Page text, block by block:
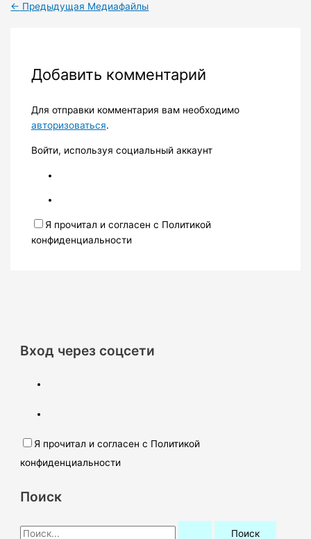
← Предыдущая Медиафайлы
Добавить комментарий
Для отправки комментария вам необходимо
авторизоваться.
Войти, используя социальный аккаунт
Я прочитал и согласен с Политикой
конфиденциальности
Вход через соцсети
Я прочитал и согласен с Политикой
конфиденциальности
Поиск
П